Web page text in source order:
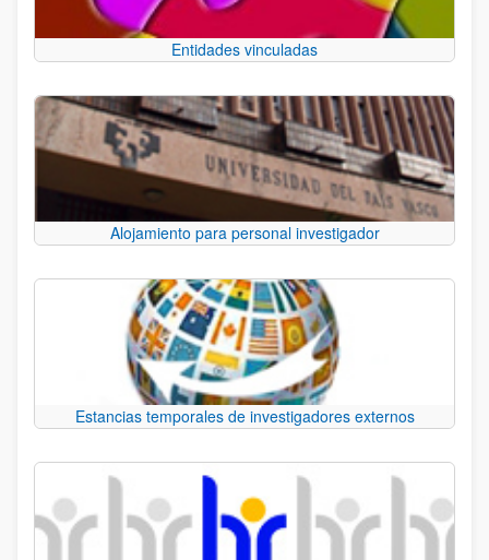
Entidades vinculadas
Alojamiento para personal investigador
Estancias temporales de investigadores externos